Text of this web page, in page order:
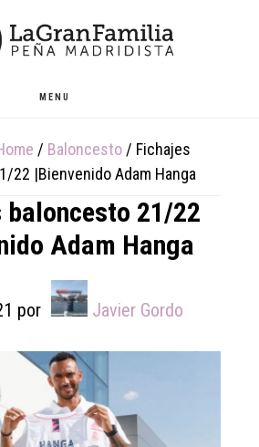
MENU
/ Baloncesto / Fichajes
22 |Bienvenido Adam Hanga
baloncesto 21/22
Adam Hanga
por Javier Gordo